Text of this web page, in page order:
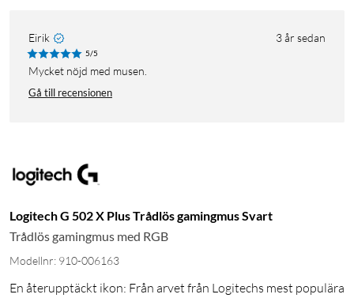
Eirik 3 år sedan
5/5
Mycket nöjd med musen.
Gå till recensionen
Logitech G 502 X Plus Trådlös gamingmus Svart
Trådlös gamingmus med RGB
Modellnr: 910-006163
En återupptäckt ikon: Från arvet från Logitechs mest populära